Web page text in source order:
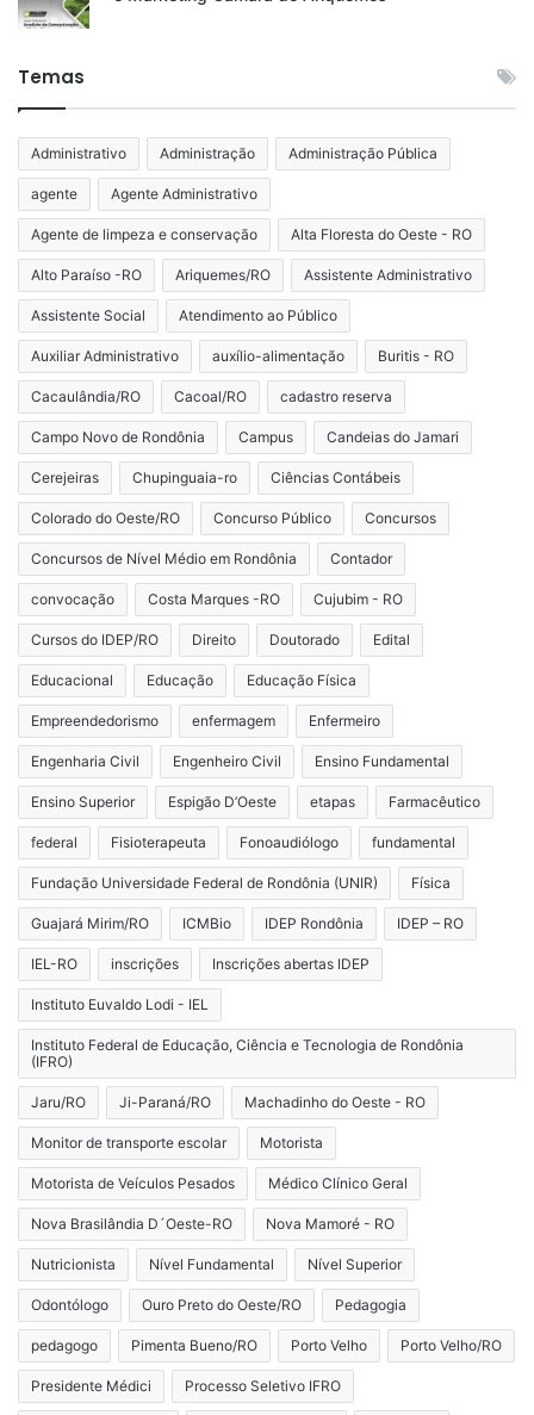
Temas
Administrativo Administração Administração Pública
agente Agente Administrativo
Agente de limpeza e conservação Alta Floresta do Oeste - RO
Alto Paraíso -RO Ariquemes/RO Assistente Administrativo
Assistente Social Atendimento ao Público
Auxiliar Administrativo auxílio-alimentação Buritis - RO
Cacaulândia/RO Cacoal/RO cadastro reserva
Campo Novo de Rondônia Campus Candeias do Jamari
Cerejeiras Chupinguaia-ro Ciências Contábeis
Colorado do Oeste/RO Concurso Público Concursos
Concursos de Nível Médio em Rondônia Contador
convocação Costa Marques -RO Cujubim - RO
Cursos do IDEP/RO Direito Doutorado Edital
Educacional Educação Educação Física
Empreendedorismo enfermagem Enfermeiro
Engenharia Civil Engenheiro Civil Ensino Fundamental
Ensino Superior Espigão D’Oeste etapas Farmacêutico
federal Fisioterapeuta Fonoaudiólogo fundamental
Fundação Universidade Federal de Rondônia (UNIR) Física
Guajará Mirim/RO ICMBio IDEP Rondônia IDEP – RO
IEL-RO inscrições Inscrições abertas IDEP
Instituto Euvaldo Lodi - IEL
Instituto Federal de Educação, Ciência e Tecnologia de Rondônia
(IFRO)
Jaru/RO Ji-Paraná/RO Machadinho do Oeste - RO
Monitor de transporte escolar Motorista
Motorista de Veículos Pesados Médico Clínico Geral
Nova Brasilândia D´Oeste-RO Nova Mamoré - RO
Nutricionista Nível Fundamental Nível Superior
Odontólogo Ouro Preto do Oeste/RO Pedagogia
pedagogo Pimenta Bueno/RO Porto Velho Porto Velho/RO
Presidente Médici Processo Seletivo IFRO